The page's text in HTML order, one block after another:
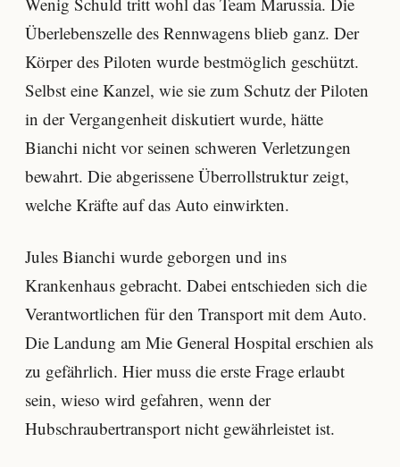
Überlebenszelle des Rennwagens blieb ganz. Der
Körper des Piloten wurde bestmöglich geschützt.
Selbst eine Kanzel, wie sie zum Schutz der Piloten
in der Vergangenheit diskutiert wurde, hätte
Bianchi nicht vor seinen schweren Verletzungen
bewahrt. Die abgerissene Überrollstruktur zeigt,
welche Kräfte auf das Auto einwirkten.
Jules Bianchi wurde geborgen und ins
Krankenhaus gebracht. Dabei entschieden sich die
Verantwortlichen für den Transport mit dem Auto.
Die Landung am Mie General Hospital erschien als
zu gefährlich. Hier muss die erste Frage erlaubt
sein, wieso wird gefahren, wenn der
Hubschraubertransport nicht gewährleistet ist.